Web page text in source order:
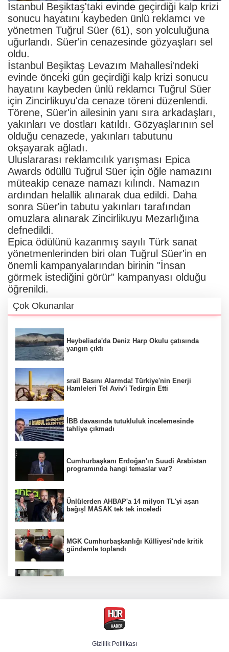
İstanbul Beşiktaş'taki evinde geçirdiği kalp krizi
sonucu hayatını kaybeden ünlü reklamcı ve
yönetmen Tuğrul Süer (61), son yolculuğuna
uğurlandı. Süer'in cenazesinde gözyaşları sel
oldu.
İstanbul Beşiktaş Levazım Mahallesi'ndeki
evinde önceki gün geçirdiği kalp krizi sonucu
hayatını kaybeden ünlü reklamcı Tuğrul Süer
için Zincirlikuyu'da cenaze töreni düzenlendi.
Törene, Süer'in ailesinin yanı sıra arkadaşları,
yakınları ve dostları katıldı. Gözyaşlarının sel
olduğu cenazede, yakınları tabutunu
okşayarak ağladı.
Uluslararası reklamcılık yarışması Epica
Awards ödüllü Tuğrul Süer için öğle namazını
müteakip cenaze namazı kılındı. Namazın
ardından helallik alınarak dua edildi. Daha
sonra Süer'in tabutu yakınları tarafından
omuzlara alınarak Zincirlikuyu Mezarlığına
defnedildi.
Epica ödülünü kazanmış sayılı Türk sanat
yönetmenlerinden biri olan Tuğrul Süer'in en
önemli kampanyalarından birinin "İnsan
görmek istediğini görür" kampanyası olduğu
öğrenildi.
Çok Okunanlar
Heybeliada'da Deniz Harp Okulu çatısında
yangın çıktı
srail Basını Alarmda! Türkiye'nin Enerji
Hamleleri Tel Aviv'i Tedirgin Etti
İBB davasında tutukluluk incelemesinde
tahliye çıkmadı
Cumhurbaşkanı Erdoğan'ın Suudi Arabistan
programında hangi temaslar var?
Ünlülerden AHBAP'a 14 milyon TL'yi aşan
bağış! MASAK tek tek inceledi
MGK Cumhurbaşkanlığı Külliyesi'nde kritik
gündemle toplandı
Özgür Özel'in Menderes Belediye Başkanı
İlkay Çiçek'e yönelik sözleri yeniden
Gizlilik Politikası